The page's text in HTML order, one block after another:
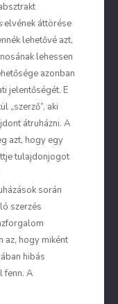
elvének áttörése
lehetővé azt,
lehessen
azonban
jelentőségét. E
„szerző”, aki
átruházni. A
azt, hogy egy
tulajdonjogot
során
szerzés
az, hogy miként
hibás
fenn. A